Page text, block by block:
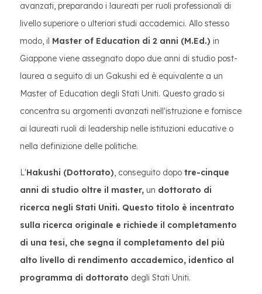
avanzati, preparando i laureati per ruoli professionali di
livello superiore o ulteriori studi accademici. Allo stesso
modo, il Master of Education di 2 anni (M.Ed.) in
Giappone viene assegnato dopo due anni di studio post-
laurea a seguito di un Gakushi ed è equivalente a un
Master of Education degli Stati Uniti. Questo grado si
concentra su argomenti avanzati nell'istruzione e fornisce
ai laureati ruoli di leadership nelle istituzioni educative o
nella definizione delle politiche.
L'Hakushi (Dottorato), conseguito dopo tre-cinque
anni di studio oltre il master, un dottorato di
ricerca negli Stati Uniti. Questo titolo è incentrato
sulla ricerca originale e richiede il completamento
di una tesi, che segna il completamento del più
alto livello di rendimento accademico, identico al
programma di dottorato degli Stati Uniti.